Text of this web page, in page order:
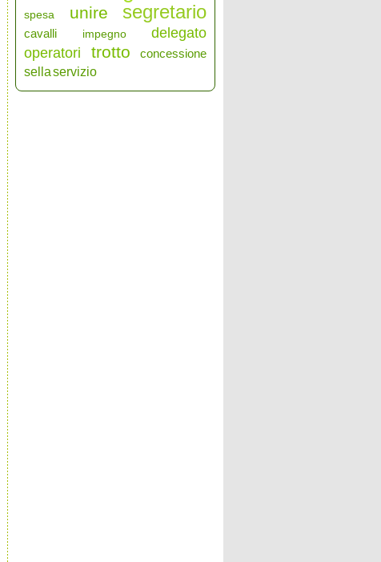
spesa unire segretario
cavalli impegno
delegato
operatori
trotto
concessione
sellaservizio